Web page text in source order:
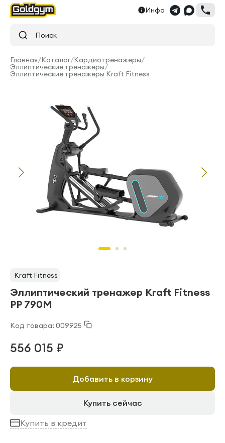
Инфо
Поиск
Главная/Каталог/Кардиотренажеры/
Эллиптические тренажеры/
Эллиптические тренажеры Kraft Fitness
Kraft Fitness
Эллиптический тренажер Kraft Fitness
PP 790M
Код товара: 009925
556 015 ₽
Добавить в корзину
Купить сейчас
Купить в кредит